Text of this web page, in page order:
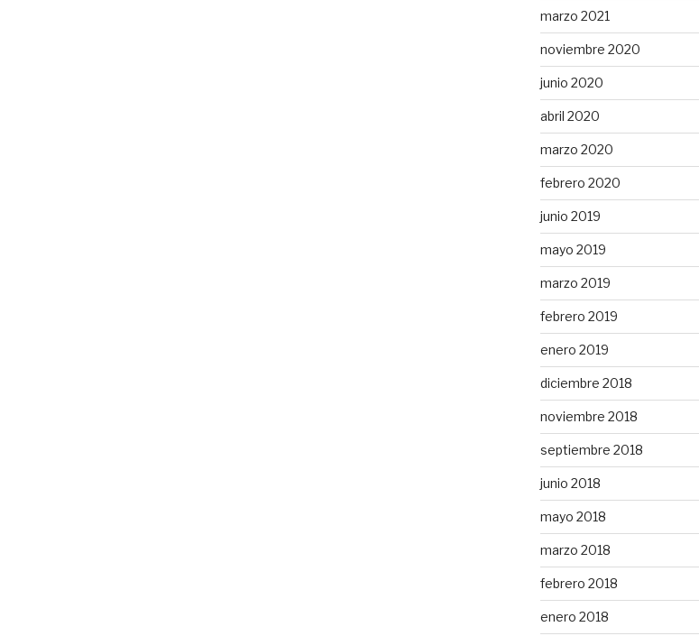
marzo 2021
noviembre 2020
junio 2020
abril 2020
marzo 2020
febrero 2020
junio 2019
mayo 2019
marzo 2019
febrero 2019
enero 2019
diciembre 2018
noviembre 2018
septiembre 2018
junio 2018
mayo 2018
marzo 2018
febrero 2018
enero 2018